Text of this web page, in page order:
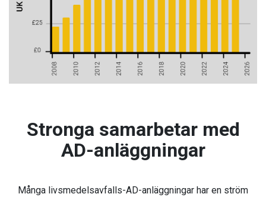
Stronga samarbetar med
AD-anläggningar
Många livsmedelsavfalls-AD-anläggningar har en ström